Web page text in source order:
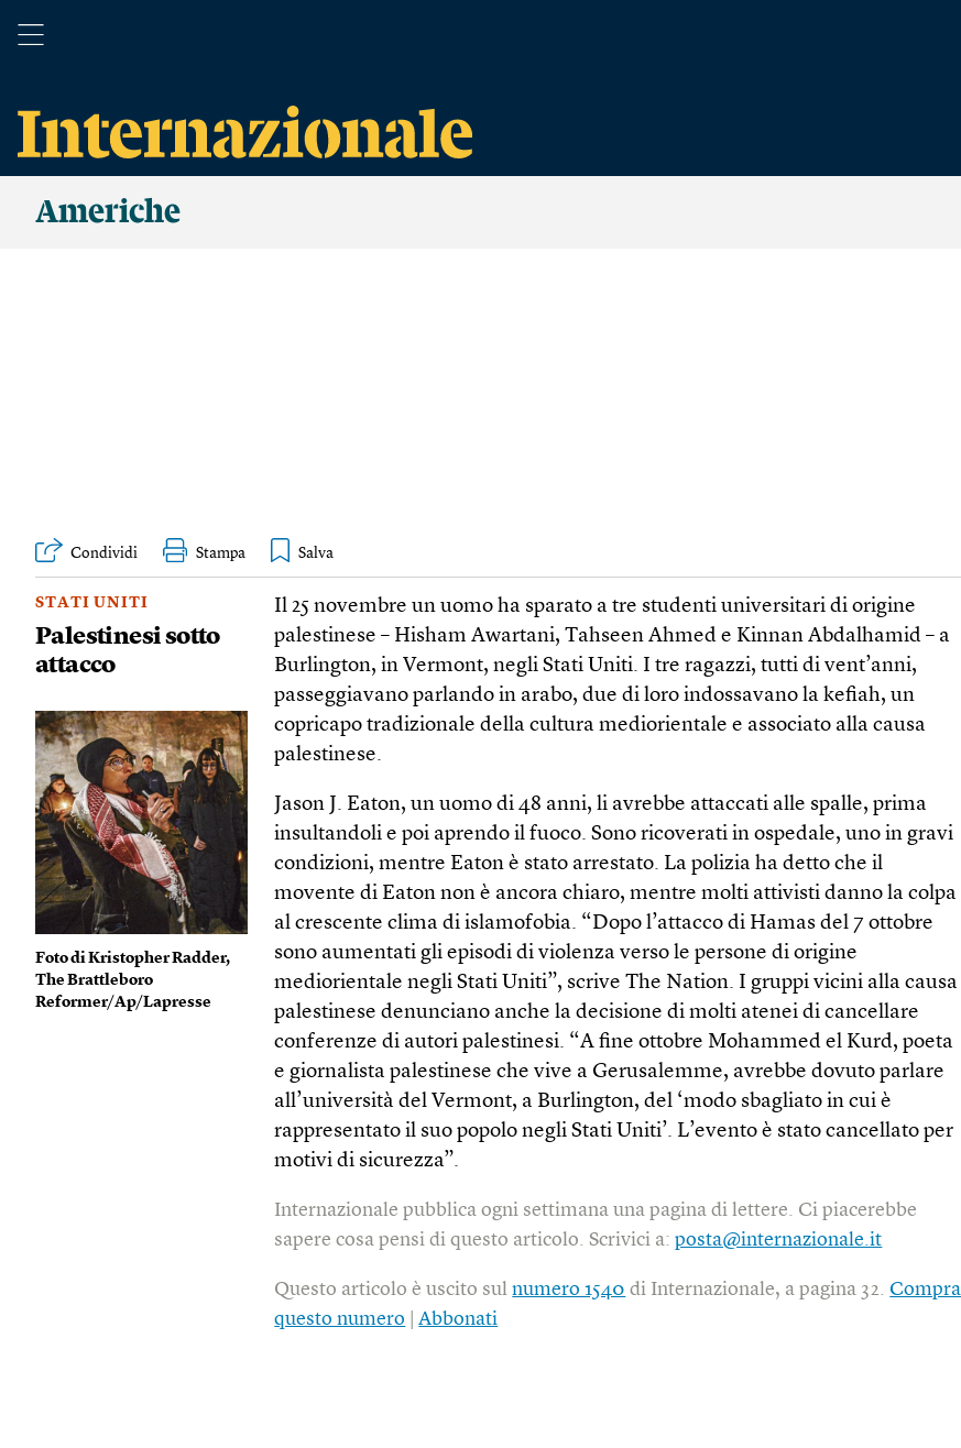
Americhe
Condividi Stampa
STATI UNITI
Palestinesi sotto
attacco
Foto di Kristopher Radder,
The Brattleboro
Reformer/Ap/Lapresse
Il 25 novembre un uomo ha sparato a tre studenti universitari di origine
palestinese – Hisham Awartani, Tahseen Ahmed e Kinnan Abdalhamid – a
Burlington, in Vermont, negli Stati Uniti. I tre ragazzi, tutti di vent’anni,
passeggiavano parlando in arabo, due di loro indossavano la kefiah, un
copricapo tradizionale della cultura mediorientale e associato alla causa
palestinese.
Jason J. Eaton, un uomo di 48 anni, li avrebbe attaccati alle spalle, prima
insultandoli e poi aprendo il fuoco. Sono ricoverati in ospedale, uno in gravi
condizioni, mentre Eaton è stato arrestato. La polizia ha detto che il
movente di Eaton non è ancora chiaro, mentre molti attivisti danno la colpa
al crescente clima di islamofobia. “Dopo l’attacco di Hamas del 7 ottobre
sono aumentati gli episodi di violenza verso le persone di origine
mediorientale negli Stati Uniti”, scrive The Nation. I gruppi vicini alla causa
palestinese denunciano anche la decisione di molti atenei di cancellare
conferenze di autori palestinesi. “A fine ottobre Mohammed el Kurd, poeta
e giornalista palestinese che vive a Gerusalemme, avrebbe dovuto parlare
all’università del Vermont, a Burlington, del ‘modo sbagliato in cui è
rappresentato il suo popolo negli Stati Uniti’. L’evento è stato cancellato per
motivi di sicurezza”.
Internazionale pubblica ogni settimana una pagina di lettere. Ci piacerebbe
sapere cosa pensi di questo articolo. Scrivici a:posta@internazionale.it
Questo articolo è uscito sulnumero 1540 di Internazionale, a pagina 32.Compra
questo numero
Abbonati